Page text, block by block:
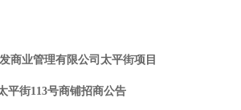
商业管理有限公司太平街项目
平街113号商铺招商公告